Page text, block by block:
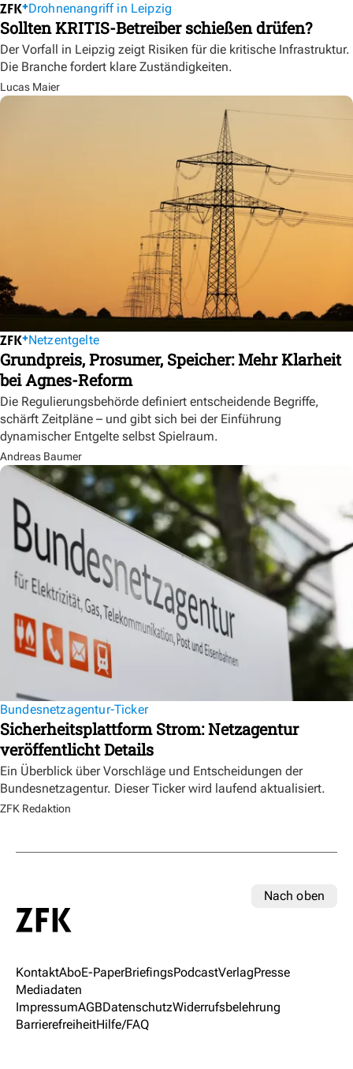
Drohnenangriff in Leipzig
Sollten KRITIS-Betreiber schießen drüfen?
Der Vorfall in Leipzig zeigt Risiken für die kritische Infrastruktur.
Die Branche fordert klare Zuständigkeiten.
Lucas Maier
Netzentgelte
Grundpreis, Prosumer, Speicher: Mehr Klarheit
bei Agnes-Reform
Die Regulierungsbehörde definiert entscheidende Begriffe,
schärft Zeitpläne – und gibt sich bei der Einführung
dynamischer Entgelte selbst Spielraum.
Andreas Baumer
Bundesnetzagentur-Ticker
Sicherheitsplattform Strom: Netzagentur
veröffentlicht Details
Ein Überblick über Vorschläge und Entscheidungen der
Bundesnetzagentur. Dieser Ticker wird laufend aktualisiert.
ZFK Redaktion
Nach oben
KontaktAboE-PaperBriefingsPodcastVerlagPresse
Mediadaten
ImpressumAGBDatenschutzWiderrufsbelehrung
BarrierefreiheitHilfe/FAQ